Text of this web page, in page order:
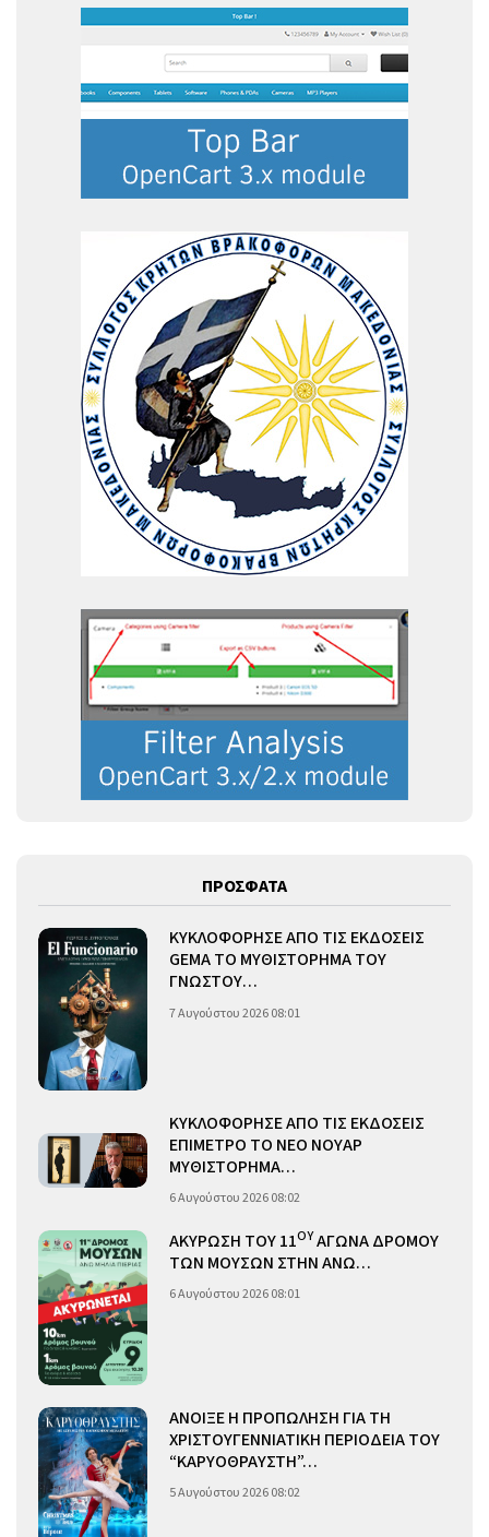
ΠΡΟΣΦΑΤΑ
ΚΥΚΛΟΦΟΡΗΣΕ ΑΠΟ ΤΙΣ ΕΚΔΟΣΕΙΣ
GEMA ΤΟ ΜΥΘΙΣΤΟΡΗΜΑ ΤΟΥ
ΓΝΩΣΤΟΥ…
7 Αυγούστου 2026 08:01
ΚΥΚΛΟΦΟΡΗΣΕ ΑΠΟ ΤΙΣ ΕΚΔΟΣΕΙΣ
ΕΠΙΜΕΤΡΟ ΤΟ ΝΕΟ ΝΟΥΑΡ
ΜΥΘΙΣΤΟΡΗΜΑ…
6 Αυγούστου 2026 08:02
ΑΚΥΡΩΣΗ ΤΟΥ 11ΟΥΑΓΩΝΑ ΔΡΟΜΟΥ
ΤΩΝ ΜΟΥΣΩΝ ΣΤΗΝ ΑΝΩ…
6 Αυγούστου 2026 08:01
ΑΝΟΙΞΕ Η ΠΡΟΠΩΛΗΣΗ ΓΙΑ ΤΗ
ΧΡΙΣΤΟΥΓΕΝΝΙΑΤΙΚΗ ΠΕΡΙΟΔΕΙΑ ΤΟΥ
“ΚΑΡΥΟΘΡΑΥΣΤΗ”…
5 Αυγούστου 2026 08:02